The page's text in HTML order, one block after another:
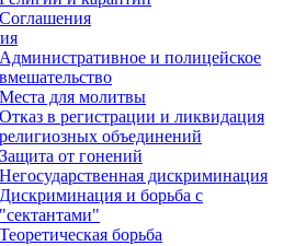
Соглашения
Административное и полицейское
вмешательство
Места для молитвы
Отказ в регистрации и ликвидация
религиозных объединений
Защита от гонений
Негосударственная дискриминация
Дискриминация и борьба с
"сектантами"
Теоретическая борьба